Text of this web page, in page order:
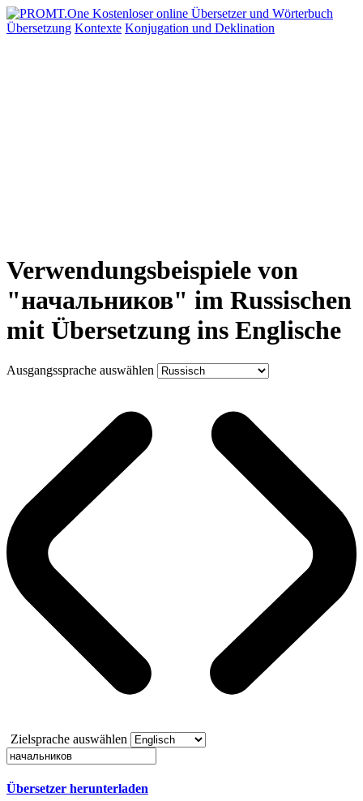
Übersetzung Kontexte Konjugation und Deklination
Verwendungsbeispiele von
"начальников" im Russischen
mit Übersetzung ins Englische
Ausgangssprache auswählen
Zielsprache auswählen
Übersetzer herunterladen